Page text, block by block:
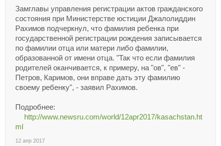
Замглавы управления регистрации актов гражданского
состояния при Министерстве юстиции Джалолиддин
Рахимов подчеркнул, что фамилия ребенка при
государственной регистрации рождения записывается
по фамилии отца или матери либо фамилии,
образованной от имени отца. "Так что если фамилия
родителей оканчивается, к примеру, на "ов", "ев" -
Петров, Каримов, они вправе дать эту фамилию
своему ребенку", - заявил Рахимов.
Подробнее:
http://www.newsru.com/world/12apr2017/kasachstan.ht
ml
12 апр 2017